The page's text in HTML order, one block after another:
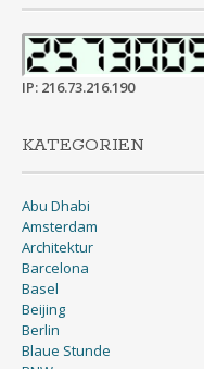
IP: 216.73.216.190
KATEGORIEN
Abu Dhabi
Amsterdam
Architektur
Barcelona
Basel
Beijing
Berlin
Blaue Stunde